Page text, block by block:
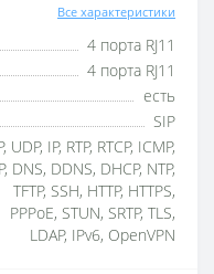
Все характеристики
4 порта RJ11
4 порта RJ11
есть
SIP
UDP, IP, RTP, RTCP, ICMP,
DNS, DDNS, DHCP, NTP,
TFTP, SSH, HTTP, HTTPS,
PPPoE, STUN, SRTP, TLS,
LDAP, IPv6, OpenVPN